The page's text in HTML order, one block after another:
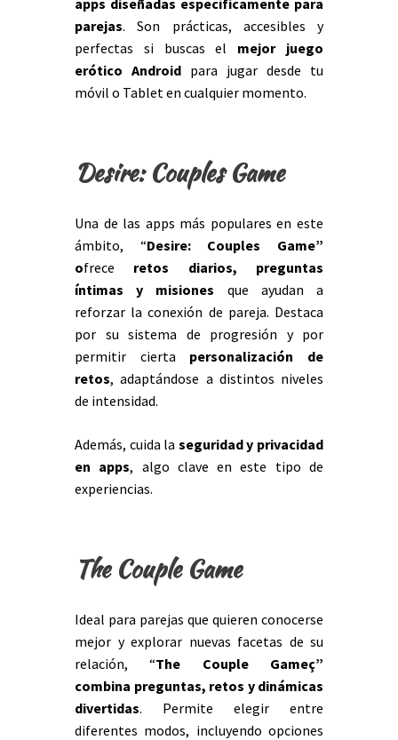
parejas. Son prácticas, accesibles y
perfectas si buscas el mejor juego
erótico Android para jugar desde tu
móvil o Tablet en cualquier momento.
Desire: Couples Game
Una de las apps más populares en este
ámbito, “Desire: Couples Game”
ofrece retos diarios, preguntas
íntimas y misiones que ayudan a
reforzar la conexión de pareja. Destaca
por su sistema de progresión y por
permitir cierta personalización de
retos, adaptándose a distintos niveles
de intensidad.
Además, cuida la seguridad y privacidad
en apps, algo clave en este tipo de
experiencias.
The Couple Game
Ideal para parejas que quieren conocerse
mejor y explorar nuevas facetas de su
relación, “The Couple Gameç”
combina preguntas, retos y dinámicas
divertidas. Permite elegir entre
diferentes modos, incluyendo opciones